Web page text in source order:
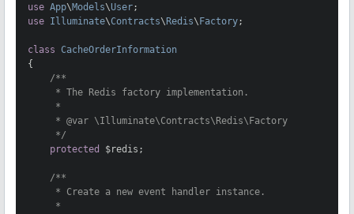
use App\Models\User
use Illuminate\Contracts\ Redis\ Factory;
class CacheOrderInformation
{
/**
     * The Redis factory implementation.
     *
     *
@var \Illuminate\Contracts\Redis\Factory
     */
protected
$redis;
/**
     * Create a new event handler instance.
     *